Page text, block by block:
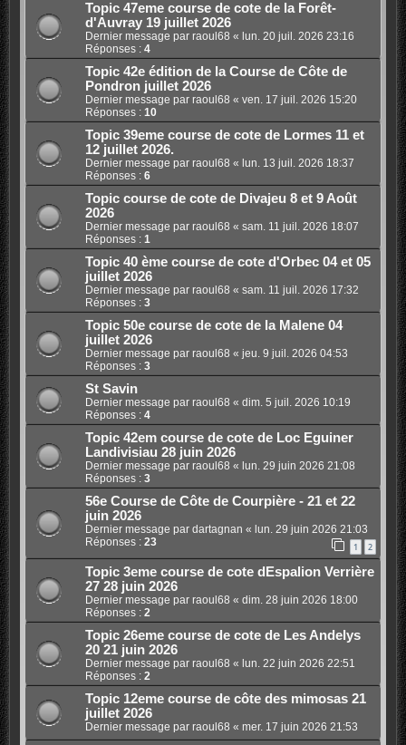
Topic 47eme course de cote de la Forêt-
d'Auvray 19 juillet 2026
Dernier message par raoul68 « lun. 20 juil. 2026 23:16
Réponses : 4
Topic 42e édition de la Course de Côte de
Pondron juillet 2026
Dernier message par raoul68 « ven. 17 juil. 2026 15:20
Réponses : 10
Topic 39eme course de cote de Lormes 11 et
12 juillet 2026.
Dernier message par raoul68 « lun. 13 juil. 2026 18:37
Réponses : 6
Topic course de cote de Divajeu 8 et 9 Août
2026
Dernier message par raoul68 « sam. 11 juil. 2026 18:07
Réponses : 1
Topic 40 ème course de cote d'Orbec 04 et 05
juillet 2026
Dernier message par raoul68 « sam. 11 juil. 2026 17:32
Réponses : 3
Topic 50e course de cote de la Malene 04
juillet 2026
Dernier message par raoul68 « jeu. 9 juil. 2026 04:53
Réponses : 3
St Savin
Dernier message par raoul68 « dim. 5 juil. 2026 10:19
Réponses : 4
Topic 42em course de cote de Loc Eguiner
Landivisiau 28 juin 2026
Dernier message par raoul68 « lun. 29 juin 2026 21:08
Réponses : 3
56e Course de Côte de Courpière - 21 et 22
juin 2026
Dernier message par dartagnan « lun. 29 juin 2026 21:03
Réponses : 23 1 2
Topic 3eme course de cote dEspalion Verrière
27 28 juin 2026
Dernier message par raoul68 « dim. 28 juin 2026 18:00
Réponses : 2
Topic 26eme course de cote de Les Andelys
20 21 juin 2026
Dernier message par raoul68 « lun. 22 juin 2026 22:51
Réponses : 2
Topic 12eme course de côte des mimosas 21
juillet 2026
Dernier message par raoul68 « mer. 17 juin 2026 21:53